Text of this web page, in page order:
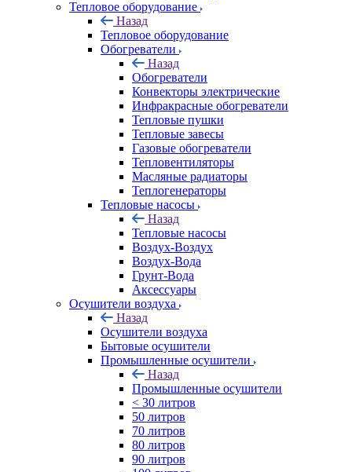
Тепловое оборудование
Назад
Тепловое оборудование
Обогреватели
Назад
Обогреватели
Конвекторы электрические
Инфракрасные обогреватели
Тепловые пушки
Тепловые завесы
Газовые обогреватели
Тепловентиляторы
Масляные радиаторы
Теплогенераторы
Тепловые насосы
Назад
Тепловые насосы
Воздух-Воздух
Воздух-Вода
Грунт-Вода
Аксессуары
Осушители воздуха
Назад
Осушители воздуха
Бытовые осушители
Промышленные осушители
Назад
Промышленные осушители
< 30 литров
50 литров
70 литров
80 литров
90 литров